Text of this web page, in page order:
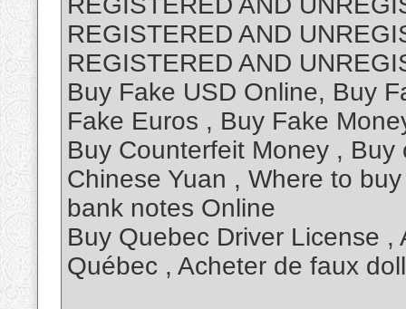
REGISTERED AND
REGISTERED AND
Buy Fake USD Online, Buy
Fake Euros , Buy Fake
Buy Counterfeit Money ,
Chinese Yuan , Where to
bank notes Online
Buy Quebec Driver License
Québec , Acheter de faux